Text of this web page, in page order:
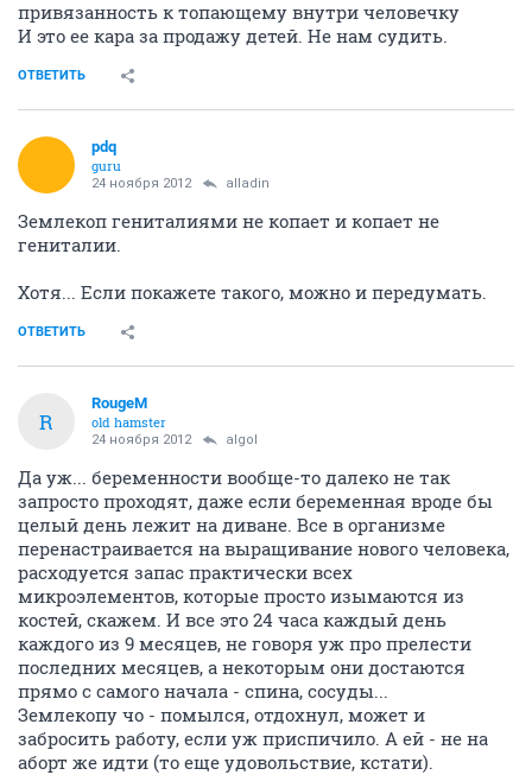
привязанность к топающему внутри человечку
И это ее кара за продажу детей. Не нам судить.
ОТВЕТИТЬ
pdq
guru
24 ноября 2012 alladin
Землекоп гениталиями не копает и копает не
гениталии.
Хотя... Если покажете такого, можно и передумать.
ОТВЕТИТЬ
R
RougeM
old hamster
24 ноября 2012 algol
Да уж... беременности вообще-то далеко не так
запросто проходят, даже если беременная вроде бы
целый день лежит на диване. Все в организме
перенастраивается на выращивание нового человека,
расходуется запас практически всех
микроэлементов, которые просто изымаются из
костей, скажем. И все это 24 часа каждый день
каждого из 9 месяцев, не говоря уж про прелести
последних месяцев, а некоторым они достаются
прямо с самого начала - спина, сосуды...
Землекопу чо - помылся, отдохнул, может и
забросить работу, если уж приспичило. А ей - не на
аборт же идти (то еще удовольствие, кстати).